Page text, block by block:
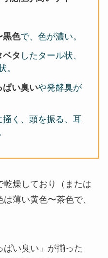
黒色で、色が濃い。
ベタ したタール状、
。
ぱい臭いや発酵臭が
掻く、頭を振る、耳
燥しており（または
薄い黄色〜茶色で、
ぱい臭い」が揃った